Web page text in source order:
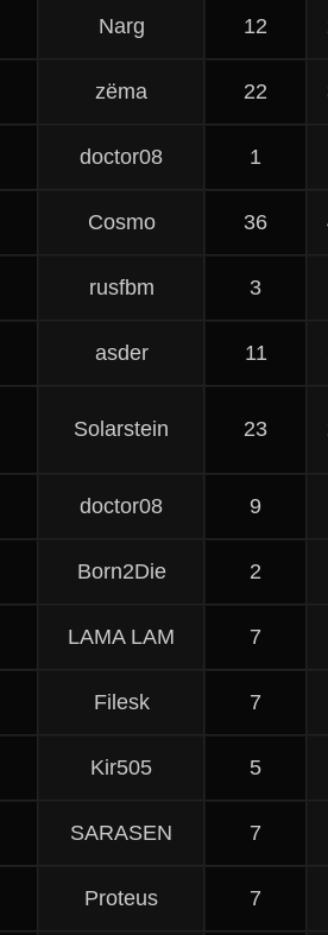
Narg 12
zёma 22
doctor08 1
Cosmo 36
rusfbm 3
asder 11
Solarstein 23
doctor08 9
Born2Die 2
LAMA LAM 7
Filesk 7
Kir505 5
SARASEN 7
Proteus 7